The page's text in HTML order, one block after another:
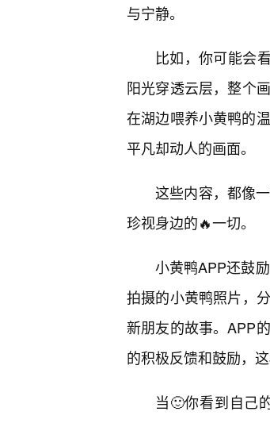
与宁静。
比如，你可能会
阳光穿透云层，整个
在湖边喂养小黄鸭的
平凡却动人的画面。
这些内容，都像
珍视身边的🔥一切。
小黄鸭APP还鼓
拍摄的小黄鸭照片，
新朋友的故事。APP
的积极反馈和鼓励，
当🙂你看到自己